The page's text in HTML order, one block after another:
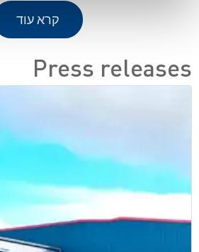
קרא עוד
Press releases